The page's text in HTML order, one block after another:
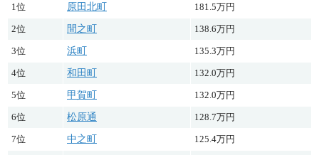
1位 原田北町 181.5万円
2位 間之町 138.6万円
3位 浜町 135.3万円
4位 和田町 132.0万円
5位 甲賀町 132.0万円
6位 松原通 128.7万円
7位 中之町 125.4万円